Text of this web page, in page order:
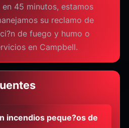
en 45 minutos, estamos
su reclamo de
de fuego y humo o
en Campbell.
incendios peque?os de